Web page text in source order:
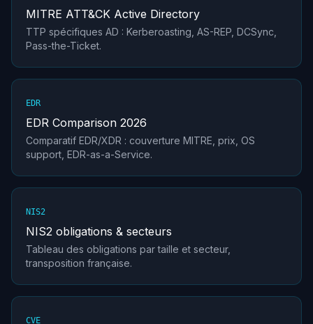
MITRE ATT&CK Active Directory
TTP spécifiques AD : Kerberoasting, AS-REP, DCSync,
Pass-the-Ticket.
EDR
EDR Comparison 2026
Comparatif EDR/XDR : couverture MITRE, prix, OS
support, EDR-as-a-Service.
NIS2
NIS2 obligations & secteurs
Tableau des obligations par taille et secteur,
transposition française.
CVE